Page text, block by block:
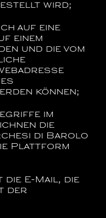
wird;
auf eine
einem
und die vom
können;
im
die
di Barolo
Plattform
die E-Mail, die
der